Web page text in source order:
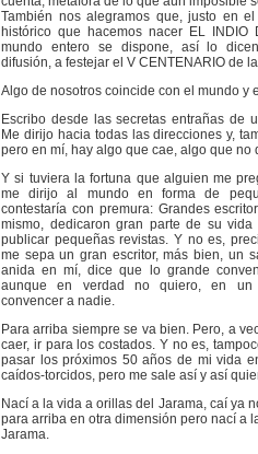
También nos alegramos que, justo en el
histórico que hacemos nacer EL INDIO
mundo entero se dispone, así lo
difusión, a festejar el V CENTENARIO de
Algo de nosotros coincide con el mundo y
Escribo desde las secretas entrañas de
Me dirijo hacia todas las direcciones y,
pero en mí, hay algo que cae, algo que no
Y si tuviera la fortuna que alguien me
me dirijo al mundo en forma de
contestaría con premura: Grandes
mismo, dedicaron gran parte de su vida
publicar pequeñas revistas. Y no es,
me sepa un gran escritor, más bien, un
anida en mí, dice que lo grande
aunque en verdad no quiero, en un
convencer a nadie.
Para arriba siempre se va bien. Pero, a
caer, ir para los costados. Y no es,
pasar los próximos 50 años de mi vida
caídos-torcidos, pero me sale así y así
Nací a la vida a orillas del Jarama, caí ya
para arriba en otra dimensión pero nací a
Jarama.